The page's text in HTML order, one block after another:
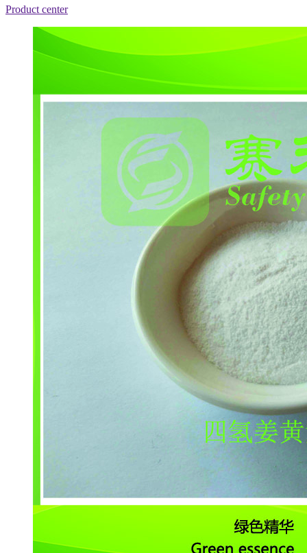
Product center